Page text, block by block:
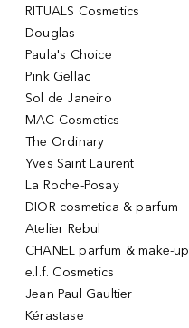
RITUALS Cosmetics
Douglas
Paula's Choice
Pink Gellac
Sol de Janeiro
MAC Cosmetics
The Ordinary
Yves Saint Laurent
La Roche-Posay
DIOR cosmetica & parfum
Atelier Rebul
CHANEL parfum & make-up
e.l.f. Cosmetics
Jean Paul Gaultier
Kérastase